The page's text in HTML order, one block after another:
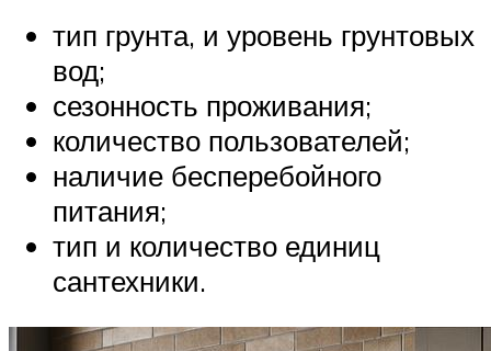
тип грунта, и уровень грунтовых
вод;
сезонность проживания;
количество пользователей;
наличие бесперебойного
питания;
тип и количество единиц
сантехники.